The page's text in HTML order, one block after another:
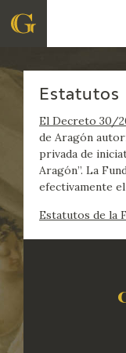
FUNDACIÓN
CENTRO DE
ACCIÓN CORPORATIVA
SEDE
Estatutos
El Decreto 30/
de Aragón
privada de
Aragón”. La
efectivamente
Estatutos de la